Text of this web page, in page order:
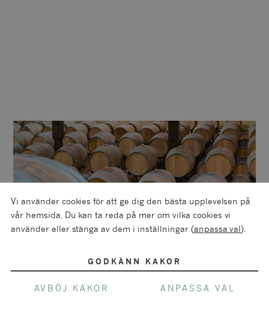
Vi använder cookies för att ge dig den bästa upplevelsen på
vår hemsida. Du kan ta reda på mer om vilka cookies vi
använder eller stänga av dem i inställningar (anpassa val).
GODKÄNN KAKOR
AVBÖJ KAKOR ANPASSA VAL